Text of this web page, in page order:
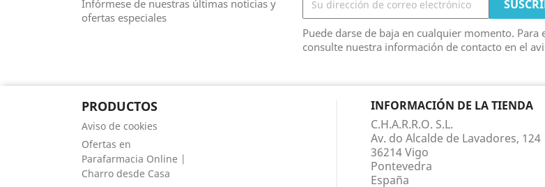
Infórmese de nuestras últimas noticias y
ofertas especiales
Puede darse de baja en cualquier momento. Para
consulte nuestra información de contacto en el
PRODUCTOS
Aviso de cookies
Ofertas en
Parafarmacia Online |
Charro desde Casa
INFORMACIÓN DE LA TIENDA
C.H.A.R.R.O. S.L.
Av. do Alcalde de Lavadores, 124
36214 Vigo
Pontevedra
España